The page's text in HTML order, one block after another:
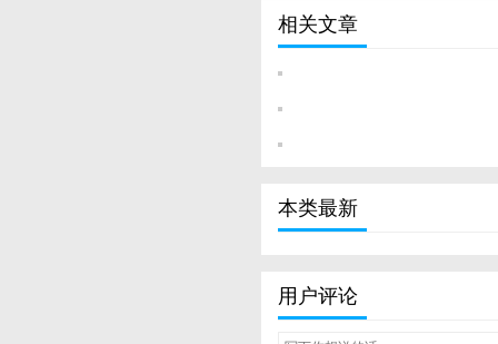
相关文章
本类最新
用户评论